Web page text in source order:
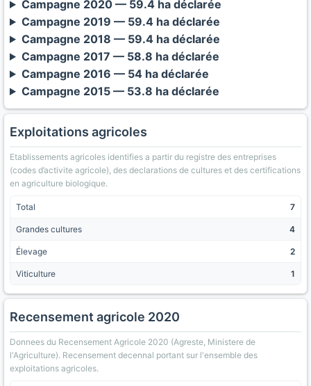
Campagne 2020 — 59.4 ha déclarée
Campagne 2019 — 59.4 ha déclarée
Campagne 2018 — 59.4 ha déclarée
Campagne 2017 — 58.8 ha déclarée
Campagne 2016 — 54 ha déclarée
Campagne 2015 — 53.8 ha déclarée
Exploitations agricoles
Etablissements agricoles identifies a partir du registre des entreprises
(codes d’activite agricole), des declarations de cultures et des certifications
en agriculture biologique.
Total 7
Grandes cultures 4
Élevage 2
Viticulture 1
Recensement agricole 2020
Donnees du Recensement Agricole 2020 (Agreste, Ministere de
l'Agriculture). Recensement decennal portant sur l'ensemble des
exploitations agricoles.